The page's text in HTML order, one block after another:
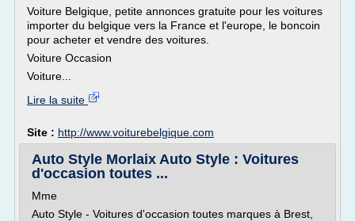
Voiture Belgique, petite annonces gratuite pour les voitures
importer du belgique vers la France et l'europe, le boncoin
pour acheter et vendre des voitures.
Voiture Occasion
Voiture...
Lire la suite
Site : http://www.voiturebelgique.com
Auto Style Morlaix Auto Style : Voitures
d'occasion toutes ...
Mme
Auto Style - Voitures d'occasion toutes marques à Brest,